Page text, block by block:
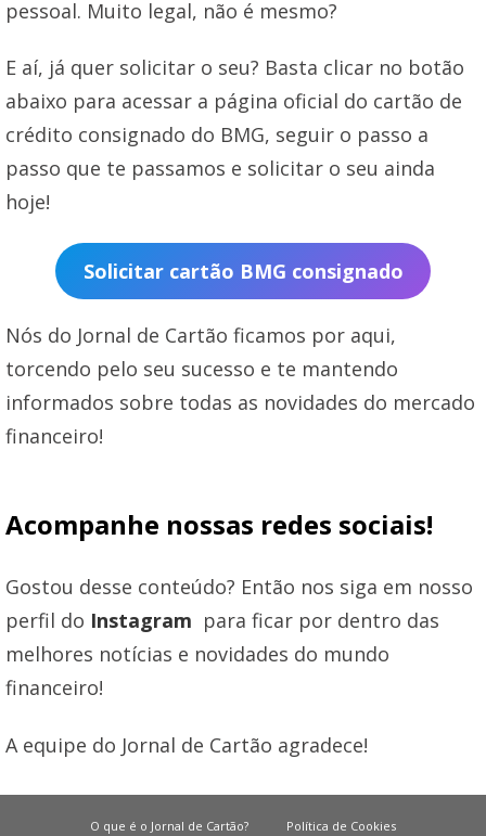
pessoal. Muito legal, não é mesmo?
E aí, já quer solicitar o seu? Basta clicar no botão
abaixo para acessar a página oficial do cartão de
crédito consignado do BMG, seguir o passo a
passo que te passamos e solicitar o seu ainda
hoje!
Solicitar cartão BMG consignado
Nós do Jornal de Cartão ficamos por aqui,
torcendo pelo seu sucesso e te mantendo
informados sobre todas as novidades do mercado
financeiro!
Acompanhe nossas redes sociais!
Gostou desse conteúdo? Então nos siga em nosso
perfil do Instagram para ficar por dentro das
melhores notícias e novidades do mundo
financeiro!
A equipe do Jornal de Cartão agradece!
O que é o Jornal de Cartão?
Política de Cookies